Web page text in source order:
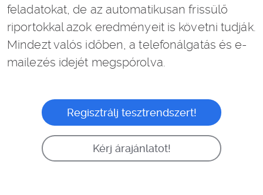
feladatokat, de az automatikusan frissülő
riportokkal azok eredményeit is követni tudják.
Mindezt valós időben, a telefonálgatás és e-
mailezés idejét megspórolva.
Regisztrálj tesztrendszert!
Kérj árajánlatot!